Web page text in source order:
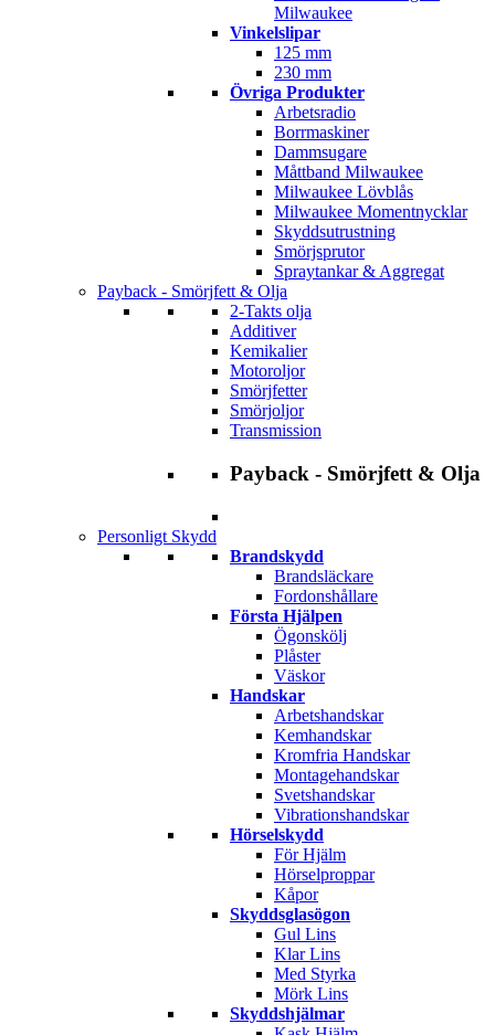
Milwaukee
Vinkelslipar
125 mm
230 mm
Övriga Produkter
Arbetsradio
Borrmaskiner
Dammsugare
Måttband Milwaukee
Milwaukee Lövblås
Milwaukee Momentnycklar
Skyddsutrustning
Smörjsprutor
Spraytankar & Aggregat
Payback - Smörjfett & Olja
2-Takts olja
Additiver
Kemikalier
Motoroljor
Smörjfetter
Smörjoljor
Transmission
Payback - Smörjfett & Olja
Personligt Skydd
Brandskydd
Brandsläckare
Fordonshållare
Första Hjälpen
Ögonskölj
Plåster
Väskor
Handskar
Arbetshandskar
Kemhandskar
Kromfria Handskar
Montagehandskar
Svetshandskar
Vibrationshandskar
Hörselskydd
För Hjälm
Hörselproppar
Kåpor
Skyddsglasögon
Gul Lins
Klar Lins
Med Styrka
Mörk Lins
Skyddshjälmar